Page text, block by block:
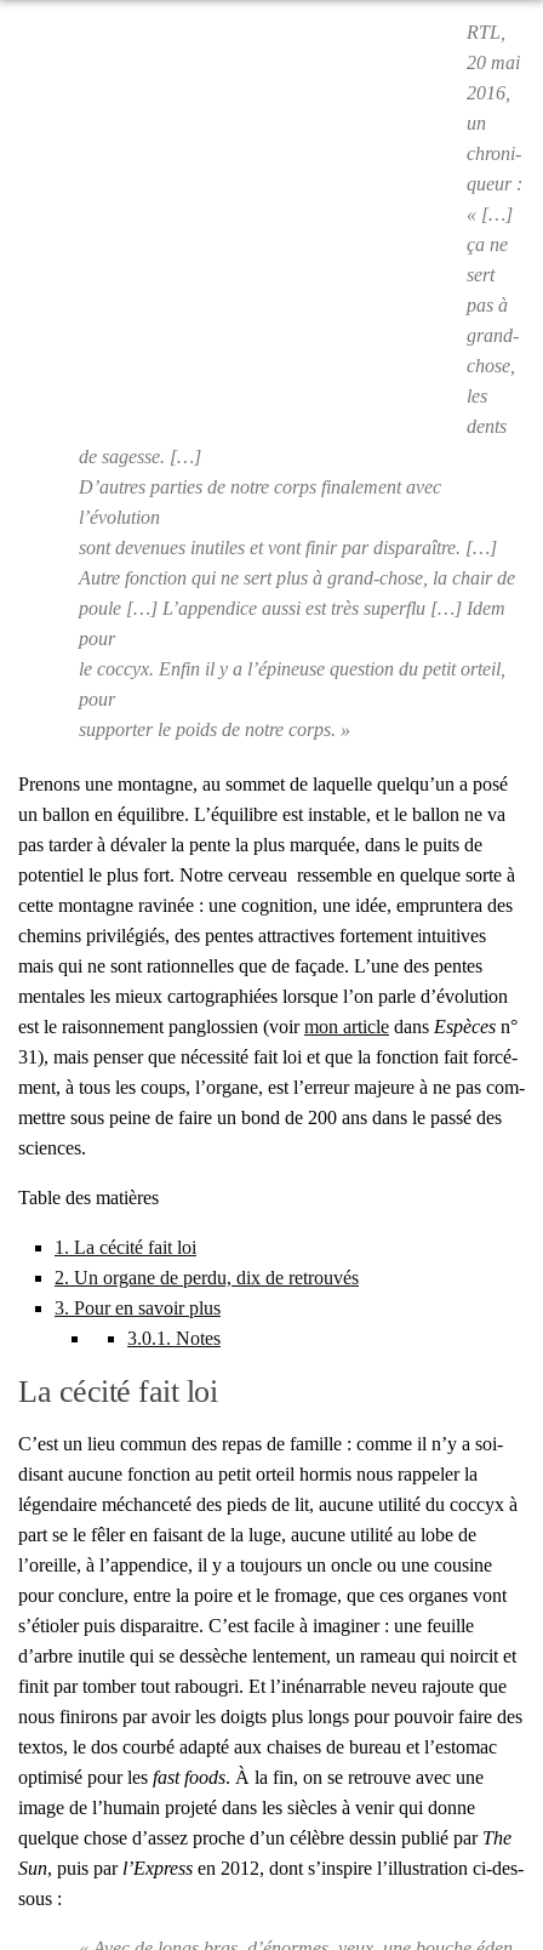
RTL
20 mai
2016,
un
chro­ni­
queur :
« […]
ça ne
sert
pas à
grand-
chose,
les
dents
de sagesse. […]
D’autres par­ties de notre corps fina­le­ment avec
l’évolution
sont deve­nues inutiles et vont finir par dis­pa­raître. […]
Autre fonc­tion qui ne sert plus à grand-chose, la chair de
poule […] L’appendice aus­si est très super­flu […] Idem
pour
le coc­cyx. Enfin il y a l’épineuse ques­tion du petit orteil,
pour
sup­por­ter le poids de notre corps. »
Pre­nons une mon­tagne, au som­met de laquelle quelqu’un a posé
un bal­lon en équi­libre. L’équilibre est instable, et le bal­lon ne va
pas tar­der à déva­ler la pente la plus mar­quée, dans le puits de
poten­tiel le plus fort. Notre cer­veau res­semble en quelque sorte à
cette mon­tagne ravi­née : une cog­ni­tion, une idée, emprun­te­ra des
che­mins pri­vi­lé­giés, des pentes attrac­tives for­te­ment intui­tives
mais qui ne sont ration­nelles que de façade. L’une des pentes
men­tales les mieux car­to­gra­phiées lorsque l’on parle d’évolution
est le rai­son­ne­ment pan­glos­sien (voirmon article dans Espèces n°
31), mais pen­ser que néces­si­té fait loi et que la fonc­tion fait for­cé­
ment, à tous les coups, l’organe, est l’erreur majeure à ne pas com­
mettre sous peine de faire un bond de 200 ans dans le pas­sé des
sciences.
Table des matières
1. La céci­té fait loi
2. Un organe de per­du, dix de retrou­vés
3. Pour en savoir plus
3.0.1. Notes
La cécité fait loi
C’est un lieu com­mun des repas de famille : comme il n’y a soi-
disant aucune fonc­tion au petit orteil hor­mis nous rap­pe­ler la
légen­daire méchan­ce­té des pieds de lit, aucune uti­li­té du coc­cyx à
part se le fêler en fai­sant de la luge, aucune uti­li­té au lobe de
l’oreille, à l’appendice, il y a tou­jours un oncle ou une cou­sine
pour conclure, entre la poire et le fro­mage, que ces organes vont
s’étioler puis dis­pa­raitre. C’est facile à ima­gi­ner : une feuille
d’arbre inutile qui se des­sèche len­te­ment, un rameau qui noir­cit et
finit par tom­ber tout rabou­gri. Et l’inénarrable neveu rajoute que
nous fini­rons par avoir les doigts plus longs pour pou­voir faire des
tex­tos, le dos cour­bé adap­té aux chaises de bureau et l’estomac
opti­mi­sé pour les fast foods. À la fin, on se retrouve avec une
image de l’humain pro­je­té dans les siècles à venir qui donne
quelque chose d’assez proche d’un célèbre des­sin publié par The
Sun, puis par l’Express en 2012, dont s’inspire l’illustration ci-des­
sous :